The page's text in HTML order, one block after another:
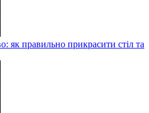
як правильно прикрасити стіл та